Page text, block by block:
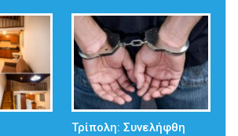
Τρίπολη: Συνελήφθη